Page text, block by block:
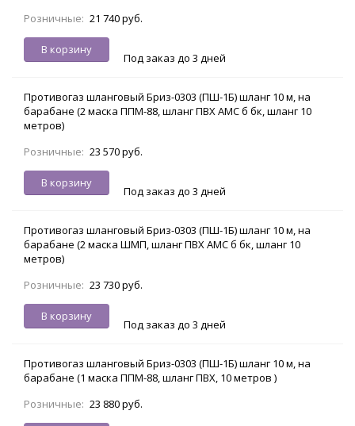
Розничные: 21 740 руб.
В корзину
Под заказ до 3 дней
Противогаз шланговый Бриз-0303 (ПШ-1Б) шланг 10 м, на
барабане (2 маска ППМ-88, шланг ПВХ АМС б бк, шланг 10
метров)
Розничные: 23 570 руб.
В корзину
Под заказ до 3 дней
Противогаз шланговый Бриз-0303 (ПШ-1Б) шланг 10 м, на
барабане (2 маска ШМП, шланг ПВХ АМС б бк, шланг 10
метров)
Розничные: 23 730 руб.
В корзину
Под заказ до 3 дней
Противогаз шланговый Бриз-0303 (ПШ-1Б) шланг 10 м, на
барабане (1 маска ППМ-88, шланг ПВХ, 10 метров )
Розничные: 23 880 руб.